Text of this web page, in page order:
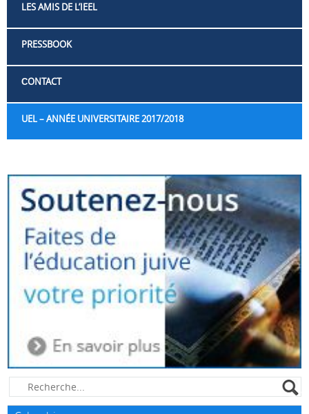
LES AMIS DE L’IEEL
PRESSBOOK
СONTACT
UEL – ANNÉE UNIVERSITAIRE 2017/2018